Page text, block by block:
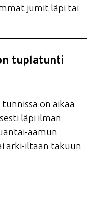
jumit läpi tai
tuplatunti
on aikaa
läpi ilman
aamun
arki-iltaan takuun